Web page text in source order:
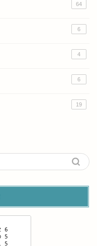
64
6
4
6
19